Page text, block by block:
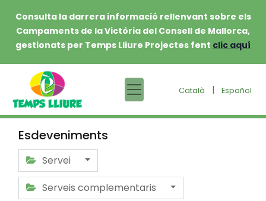
Consulta la darrera informació rellenvant sobre els
Campaments de la Victòria del Consell de Mallorca,
gestionats per Temps Lliure Projectes fent clic aquí
Català | Español
Esdeveniments
Servei
Serveis complementaris